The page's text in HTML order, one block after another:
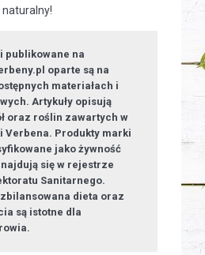
publikowane na
oparte są na
materiałach i
Artykuły opisują
oraz roślin zawartych w
Verbena. Produkty marki
jako żywność
się w rejestrze
Sanitarnego.
dieta oraz
są istotne dla